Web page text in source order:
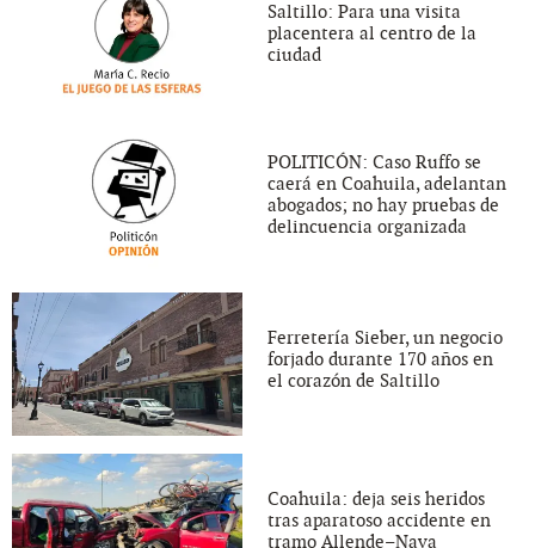
Saltillo: Para una visita
placentera al centro de la
ciudad
POLITICÓN: Caso Ruffo se
caerá en Coahuila, adelantan
abogados; no hay pruebas de
delincuencia organizada
Ferretería Sieber, un negocio
forjado durante 170 años en
el corazón de Saltillo
Coahuila: deja seis heridos
tras aparatoso accidente en
tramo Allende–Nava